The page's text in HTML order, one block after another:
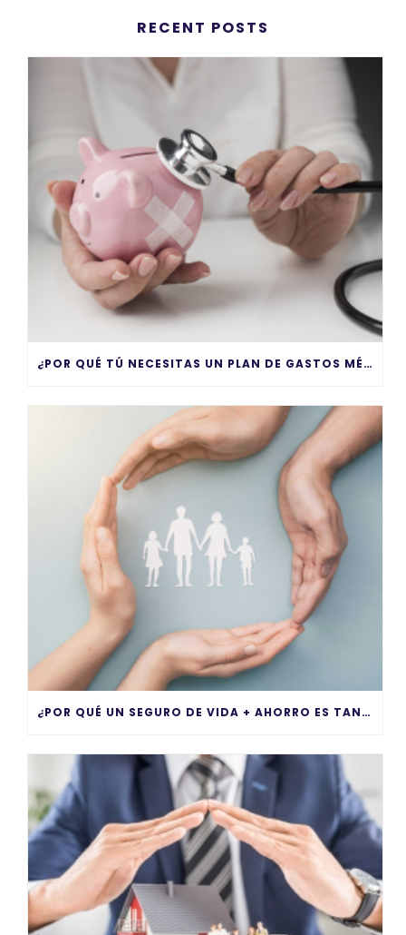
RECENT POSTS
¿POR QUÉ TÚ NECESITAS UN PLAN DE GASTOS MÉDICOS MAYORES?
¿POR QUÉ UN SEGURO DE VIDA + AHORRO ES TAN IMPORTANTE?